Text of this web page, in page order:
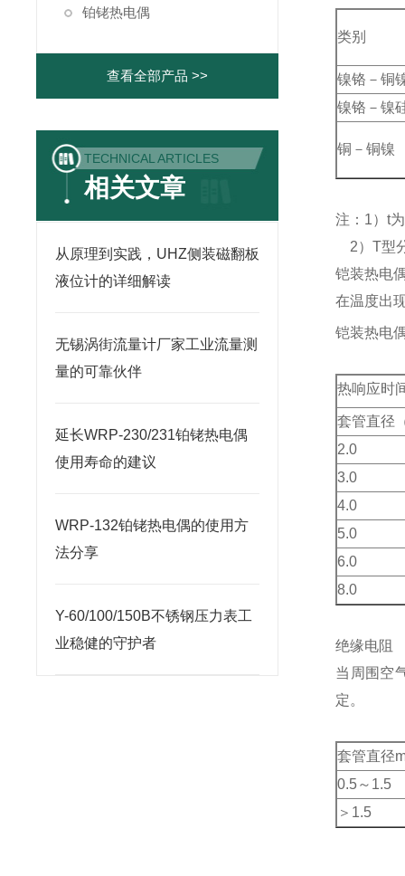
铂铑热电偶
查看全部产品 >>
TECHNICAL ARTICLES
相关文章
从原理到实践，UHZ侧装磁翻板
液位计的详细解读
无锡涡街流量计厂家工业流量测
量的可靠伙伴
延长WRP-230/231铂铑热电偶
使用寿命的建议
WRP-132铂铑热电偶的使用方
法分享
Y-60/100/150B不锈钢压力表工
业稳健的守护者
类别
镍铬－铜
镍铬－镍
铜－铜镍
注：1）t
2）T型
铠装热电
在温度出
铠装热电
热响应时
套管直径
2.0
3.0
4.0
5.0
6.0
8.0
绝缘电阻
当周围空
定。
套管直径
0.5～1.5
＞1.5